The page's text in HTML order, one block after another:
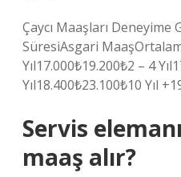
Çaycı Maaşları Deneyime
SüresiAsgari
Yıl17.000₺19.200₺2 – 4
Yıl18.400₺23.100₺10 Yıl
Servis
maaş alır?